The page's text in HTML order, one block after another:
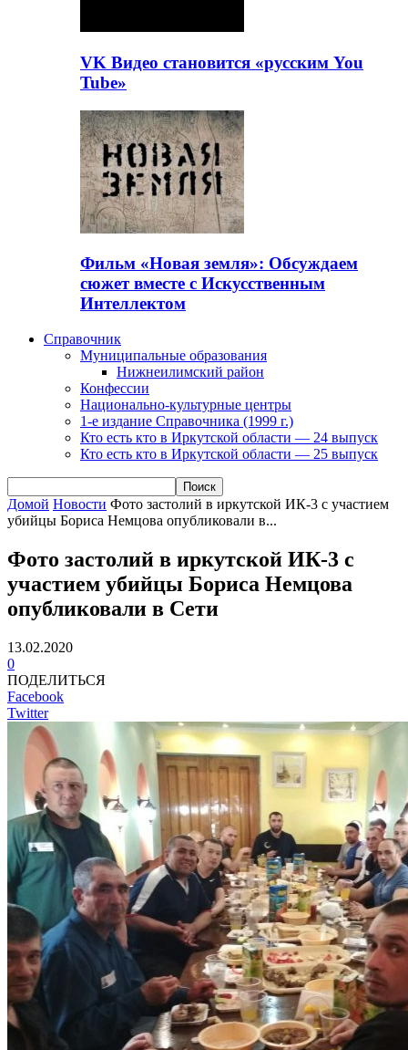
VK Видео становится «русским You
Tube»
Фильм «Новая земля»: Обсуждаем
сюжет вместе с Искусственным
Интеллектом
Справочник
Муниципальные образования
Нижнеилимский район
Конфессии
Национально-культурные центры
1-е издание Справочника (1999 г.)
Кто есть кто в Иркутской области — 24 выпуск
Кто есть кто в Иркутской области — 25 выпуск
Домой Новости Фото застолий в иркутской ИК-3 с участием
убийцы Бориса Немцова опубликовали в...
Фото застолий в иркутской ИК-3 с
участием убийцы Бориса Немцова
опубликовали в Сети
13.02.2020
0
ПОДЕЛИТЬСЯ
Facebook
Twitter